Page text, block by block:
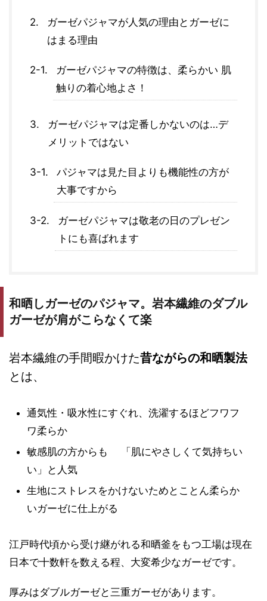
ガーゼパジャマが人気の理由とガーゼに
はまる理由
ガーゼパジャマの特徴は、柔らかい 肌
触りの着心地よさ！
ガーゼパジャマは定番しかないのは…デ
メリットではない
パジャマは見た目よりも機能性の方が
大事ですから
ガーゼパジャマは敬老の日のプレゼン
トにも喜ばれます
和晒しガーゼのパジャマ。岩本繊維のダブル
ガーゼが肩がこらなくて楽
岩本繊維の手間暇かけた昔ながらの和晒製法
とは、
通気性・吸水性にすぐれ、洗濯するほどフワフ
ワ柔らか
敏感肌の方からも 「肌にやさしくて気持ちい
い」と人気
生地にストレスをかけないためとことん柔らか
いガーゼに仕上がる
江戸時代頃から受け継がれる和晒釜をもつ工場は現在
日本で十数軒を数える程、大変希少なガーゼです。
厚みはダブルガーゼと三重ガーゼがあります。